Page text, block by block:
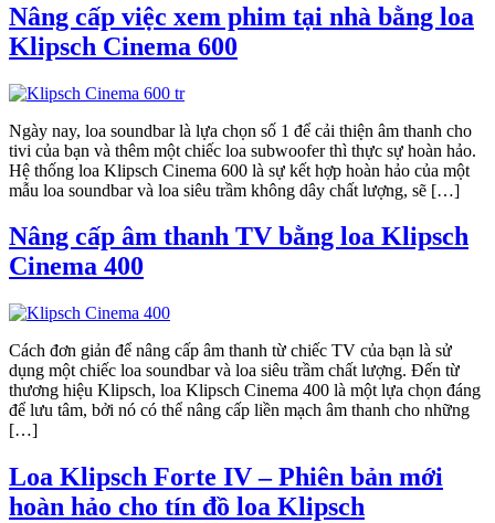
Nâng cấp việc xem phim tại nhà bằng loa
Klipsch Cinema 600
Ngày nay, loa soundbar là lựa chọn số 1 để cải thiện âm thanh cho
tivi của bạn và thêm một chiếc loa subwoofer thì thực sự hoàn hảo.
Hệ thống loa Klipsch Cinema 600 là sự kết hợp hoàn hảo của một
mẫu loa soundbar và loa siêu trầm không dây chất lượng, sẽ […]
Nâng cấp âm thanh TV bằng loa Klipsch
Cinema 400
Cách đơn giản để nâng cấp âm thanh từ chiếc TV của bạn là sử
dụng một chiếc loa soundbar và loa siêu trầm chất lượng. Đến từ
thương hiệu Klipsch, loa Klipsch Cinema 400 là một lựa chọn đáng
để lưu tâm, bởi nó có thể nâng cấp liền mạch âm thanh cho những
[…]
Loa Klipsch Forte IV – Phiên bản mới
hoàn hảo cho tín đồ loa Klipsch